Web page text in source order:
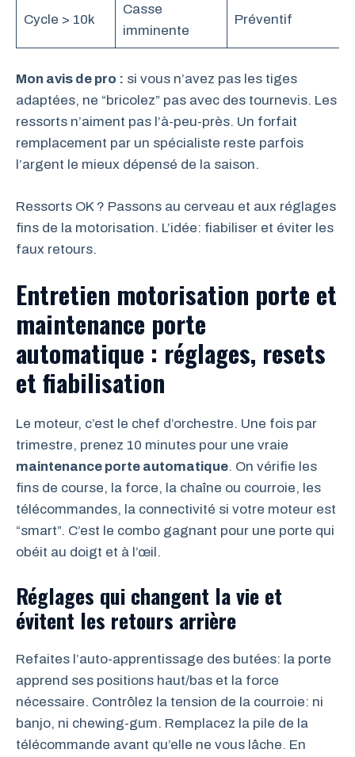
Cycle > 10k
Casse
imminente
Préventif
Mon avis de pro : si vous n’avez pas les tiges
adaptées, ne “bricolez” pas avec des tournevis. Les
ressorts n’aiment pas l’à-peu-près. Un forfait
remplacement par un spécialiste reste parfois
l’argent le mieux dépensé de la saison.
Ressorts OK ? Passons au cerveau et aux réglages
fins de la motorisation. L’idée: fiabiliser et éviter les
faux retours.
Entretien motorisation porte et
maintenance porte
automatique : réglages, resets
et fiabilisation
Le moteur, c’est le chef d’orchestre. Une fois par
trimestre, prenez 10 minutes pour une vraie
maintenance porte automatique. On vérifie les
fins de course, la force, la chaîne ou courroie, les
télécommandes, la connectivité si votre moteur est
“smart”. C’est le combo gagnant pour une porte qui
obéit au doigt et à l’œil.
Réglages qui changent la vie et
évitent les retours arrière
Refaites l’auto-apprentissage des butées: la porte
apprend ses positions haut/bas et la force
nécessaire. Contrôlez la tension de la courroie: ni
banjo, ni chewing-gum. Remplacez la pile de la
télécommande avant qu’elle ne vous lâche. En